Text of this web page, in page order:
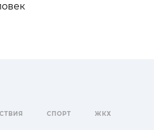
СПОРТ ЖКХ